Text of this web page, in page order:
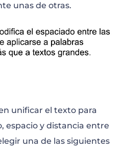
unas de otras.
unificar el texto para
espacio y distancia entre
una de las siguientes